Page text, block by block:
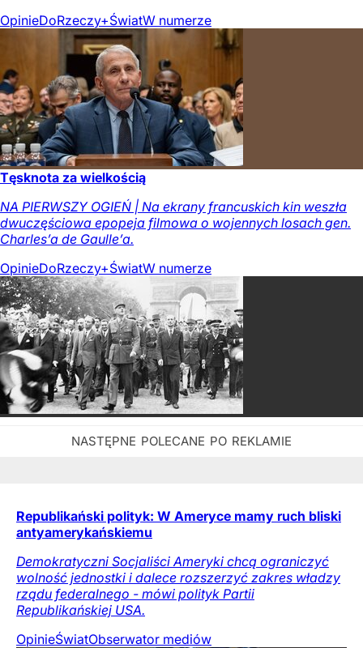
OpinieDoRzeczy+ŚwiatW numerze
Tęsknota za wielkością
NA PIERWSZY OGIEŃ | Na ekrany francuskich kin weszła
dwuczęściowa epopeja filmowa o wojennych losach gen.
Charles’a de Gaulle’a.
OpinieDoRzeczy+ŚwiatW numerze
Republikański polityk: W Ameryce mamy ruch bliski
antyamerykańskiemu
Demokratyczni Socjaliści Ameryki chcą ograniczyć
wolność jednostki i dalece rozszerzyć zakres władzy
rządu federalnego - mówi polityk Partii
Republikańskiej USA.
OpinieŚwiatObserwator mediów